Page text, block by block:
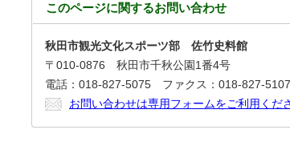
このページに関するお問い合わせ
秋田市観光文化スポーツ部 佐竹史料館
〒010-0876 秋田市千秋公園1番4号
電話：018-827-5075 ファクス：018-827-5107
お問い合わせは専用フォームをご利用くだ